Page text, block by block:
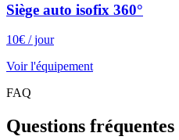
Siège auto isofix 360°
10€ / jour
Voir l'équipement
FAQ
Questions fréquentes